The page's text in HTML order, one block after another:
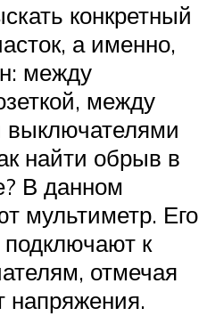
конкретный
а именно,
между
между
найти обрыв в
В данном
мультиметр. Его
подключают к
отмечая
напряжения.